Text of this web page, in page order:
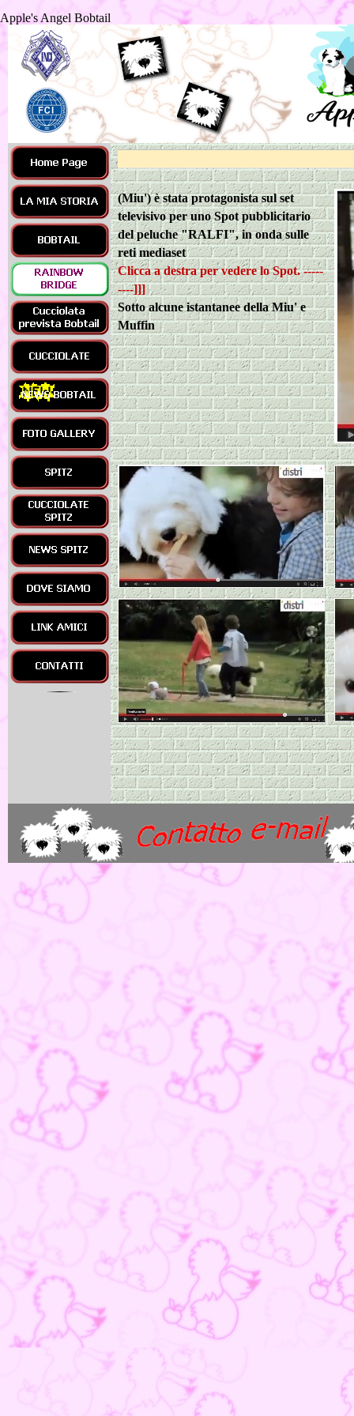
Apple's Angel Bobtail
(Miu') è stata protagonista sul set
televisivo per uno Spot pubblicitario
del peluche "RALFI", in onda sulle
reti mediaset
Clicca a destra per vedere lo Spot. -----
----]]]
Sotto alcune istantanee della Miu' e
Muffin